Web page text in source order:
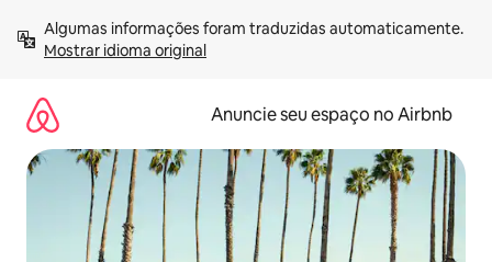
para
Mostrar idioma original
Anuncie seu espaço no Airbnb